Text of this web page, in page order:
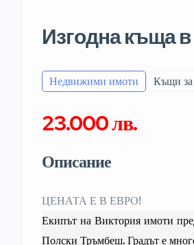
Изгодна къща
Недвижими имоти Къщи
23.000 лв.
Описание
ЦЕНАТА Е В ЕВРО!
Екипът на Виктория имоти
Полски Тръмбеш. Градът е